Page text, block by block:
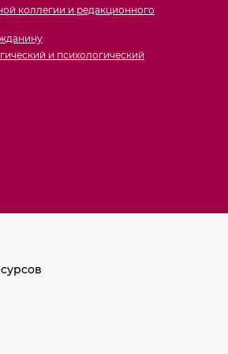
коллегии и редакционного
и психологический